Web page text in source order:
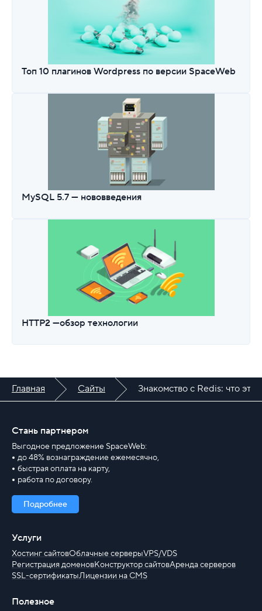
Топ 10 плагинов Wordpress по версии SpaceWeb
MySQL 5.7 — нововведения
HTTP2 —обзор технологии
Главная Сайты Знакомство с Redis: что
Стань партнером
Выгодное предложение SpaceWeb:
до 48% вознаграждение ежемесячно,
быстрая оплата на карту,
работа по договору.
Подробнее
Услуги
Хостинг сайтовОблачные серверыVPS/VDS
Регистрация доменовКонструктор сайтовАренда серверов
SSL-сертификатыЛицензии на CMS
Полезное